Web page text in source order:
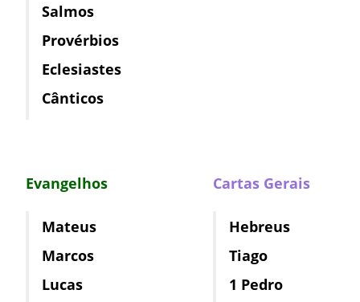
Salmos
Provérbios
Eclesiastes
Cânticos
Evangelhos
Mateus
Marcos
Lucas
Cartas Gerais
Hebreus
Tiago
1 Pedro